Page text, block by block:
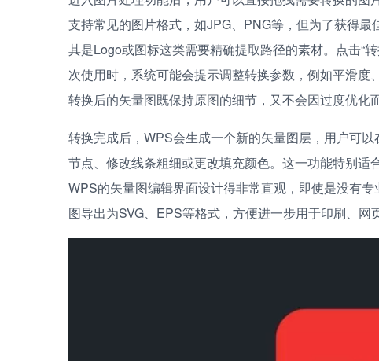
支持常见的图片格式，如JPG、PNG等，但为了获得
其是Logo或图标这类需要精确提取路径的素材。点击“
次使用时，系统可能会提示调整转换参数，例如平滑
转换后的矢量图既保持原图的细节，又不会因过度优化而
转换完成后，WPS会生成一个新的矢量图层，用户可
节点、修改线条粗细或更改填充颜色。这一功能特别适
WPS的矢量图编辑界面设计得非常直观，即使是没有
图导出为SVG、EPS等格式，方便进一步用于印刷、网